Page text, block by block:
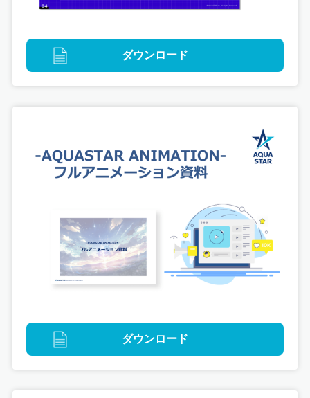
グラフィックデザイン
タイアップ
デジタル
プロモーション
映像
もっと！まるごとわかしおMaaSで巡る
『放課後クライマックスガールズ』外房の旅Part2
ダウンロード
ダウンロード